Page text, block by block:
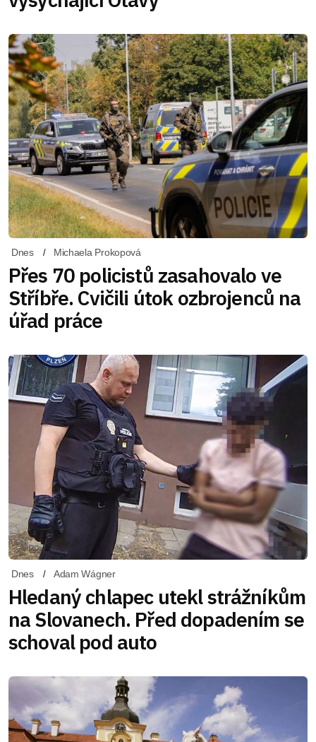
Dnes Michaela Prokopová
Přes 70 policistů zasahovalo ve
Stříbře. Cvičili útok ozbrojenců na
úřad práce
Dnes Adam Wágner
Hledaný chlapec utekl strážníkům
na Slovanech. Před dopadením se
schoval pod auto